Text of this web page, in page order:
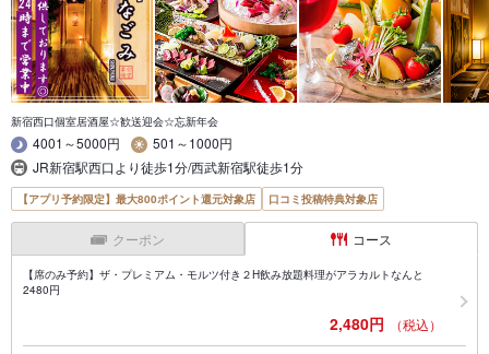
新宿西口個室居酒屋☆歓送迎会☆忘新年会
4001～5000円
501～1000円
JR新宿駅西口より徒歩1分/西武新宿駅徒歩1分
【アプリ予約限定】最大800ポイント還元対象店 口コミ投稿特典対象店
クーポン コース
【席のみ予約】ザ・プレミアム・モルツ付き２H飲み放題料理がアラカルトなんと
2480円
2,480円 （税込）